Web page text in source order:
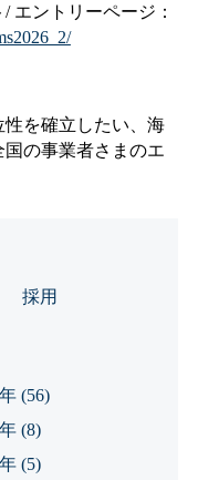
エントリーページ：
を確立したい、海
の事業者さまのエ
採用
(56)
(8)
(5)